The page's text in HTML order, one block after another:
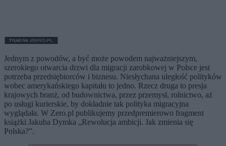
Jednym z powodów, a być może powodem najważniejszym,
szerokiego otwarcia drzwi dla migracji zarobkowej w Polsce jest
potrzeba przedsiębiorców i biznesu. Niesłychana uległość polityków
wobec amerykańskiego kapitału to jedno. Rzecz druga to presja
krajowych branż, od budownictwa, przez przemysł, rolnictwo, aż
po usługi kurierskie, by dokładnie tak polityka migracyjna
wyglądała. W Zero.pl publikujemy przedpremierowo fragment
książki Jakuba Dymka „Rewolucja ambicji. Jak zmienia się
Polska?”.